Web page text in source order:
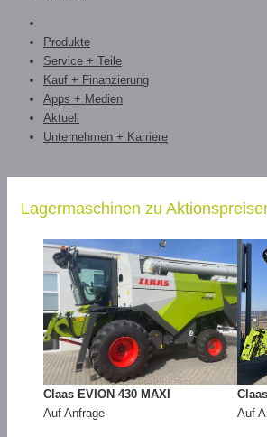
Produkte
Service + Teile
Kauf + Finanzierung
Apps + Medien
Aktuell
Unternehmen + Karriere
Lagermaschinen zu
Claas EVION 430 MAXI
Auf Anfrage
Auf